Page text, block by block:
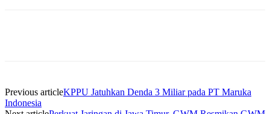
Previous articleKPPU Jatuhkan Denda 3 Miliar pada PT Maruka
Indonesia